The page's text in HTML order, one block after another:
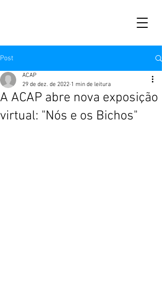
Post
A ACAP abre nova exposição
virtual: "Nós e os Bichos"
ACAP
29 de dez. de 2022 1 min de leitura